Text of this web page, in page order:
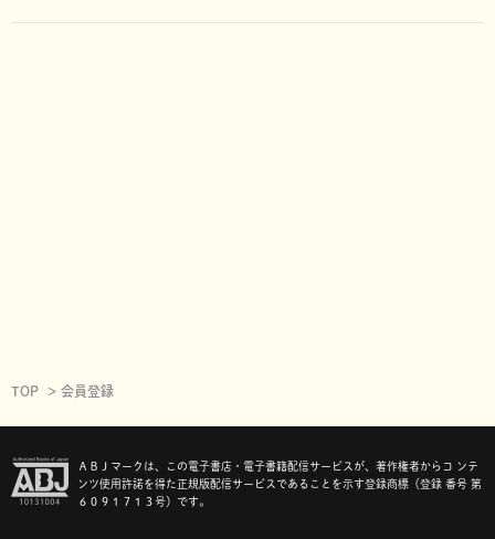
TOP 会員登録
ＡＢＪマークは、この電子書店・電子書籍配信サービスが、著作権者からコ ンテ
ンツ使用許諾を得た正規版配信サービスであることを示す登録商標（登録 番号 第
６０９１７１３号）です。